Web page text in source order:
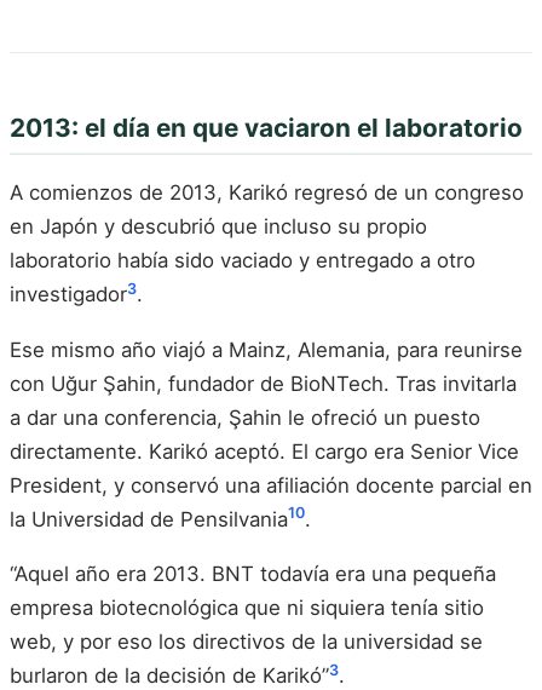
2013: el día en que vaciaron el laboratorio
A comienzos de 2013, Karikó regresó de un congreso
en Japón y descubrió que incluso su propio
laboratorio había sido vaciado y entregado a otro
investigador3.
Ese mismo año viajó a Mainz, Alemania, para reunirse
con Uğur Şahin, fundador de BioNTech. Tras invitarla
a dar una conferencia, Şahin le ofreció un puesto
directamente. Karikó aceptó. El cargo era Senior Vice
President, y conservó una afiliación docente parcial en
la Universidad de Pensilvania10.
“Aquel año era 2013. BNT todavía era una pequeña
empresa biotecnológica que ni siquiera tenía sitio
web, y por eso los directivos de la universidad se
burlaron de la decisión de Karikó”3.